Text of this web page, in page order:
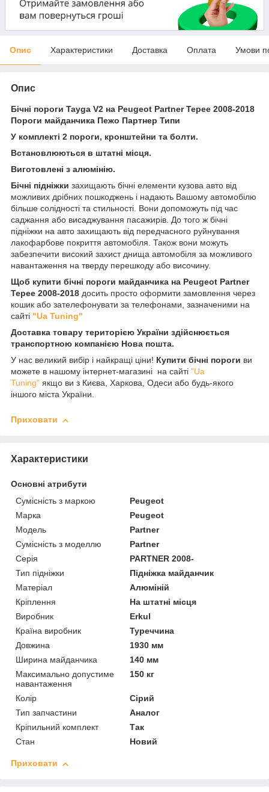
Опис Характеристики Доставка Оплата Умови
Опис
Бічні пороги Tayga V2 на Peugeot Partner Tepee 2008-2018
Пороги майданчика Пежо Партнер Типи
У комплекті 2 пороги, кронштейни та болти.
Встановлюються в штатні місця.
Виготовлені з алюмінію.
Бічні підніжки захищають бічні елементи кузова авто від
можливих дрібних пошкоджень і надають Вашому автомобілю
більше солідності та стильності. Вони допоможуть під час
саджання або висаджування пасажирів. До того ж бічні
підніжки на авто захищають від передчасного руйнування
лакофарбове покриття автомобіля. Також вони можуть
забезпечити високий захист днища автомобіля за можливого
навантаження на тверду перешкоду або височину.
Щоб купити бічні пороги майданчика на Peugeot Partner
Tepee 2008-2018 досить просто оформити замовлення через
кошик або зателефонувати за телефонами, зазначеними на
сайті "Ua Tuning"
Доставка товару територією України здійснюється
транспортною компанією Нова пошта.
У нас великий вибір і найкращі ціни! Купити бічні пороги ви
можете в нашому інтернет-магазині на сайті "Ua
Tuning" якщо ви з Києва, Харкова, Одеси або будь-якого
іншого міста України.
Приховати
Характеристики
Основні атрибути
Сумісність з маркою
Peugeot
Марка
Peugeot
Модель
Partner
Сумісність з моделлю
Partner
Серія
PARTNER 2008-
Тип підніжки
Підніжка майданчик
Матеріал
Алюміній
Кріплення
На штатні місця
Виробник
Erkul
Країна виробник
Туреччина
Довжина
1930 мм
Ширина майданчика
140 мм
Максимально допустиме
навантаження
150 кг
Колір
Сірий
Тип запчастини
Аналог
Кріпильний комплект
Так
Стан
Новий
Приховати